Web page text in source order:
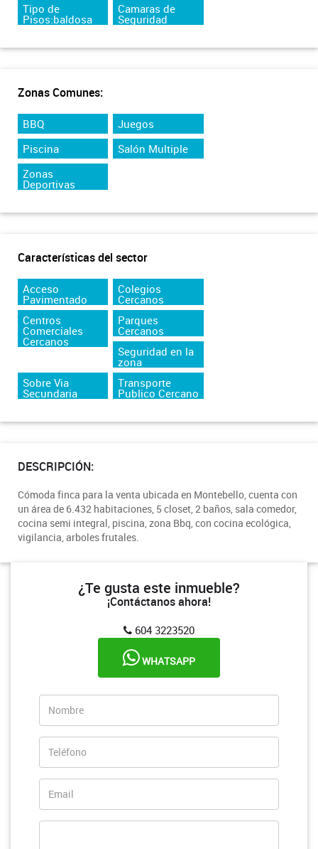
Tipo de
Pisos:baldosa
Camaras de
Seguridad
Zonas Comunes:
BBQ
Juegos
Piscina
Salón Multiple
Zonas
Deportivas
Características del sector
Acceso
Pavimentado
Colegios
Cercanos
Centros
Comerciales
Cercanos
Parques
Cercanos
Seguridad en la
zona
Sobre Via
Secundaria
Transporte
Publico Cercano
DESCRIPCIÓN:
Cómoda finca para la venta ubicada en Montebello, cuenta con
un área de 6.432 habitaciones, 5 closet, 2 baños, sala comedor,
cocina semi integral, piscina, zona Bbq, con cocina ecológica,
vigilancia, arboles frutales.
¿Te gusta este inmueble?
¡Contáctanos ahora!
604 3223520
WHATSAPP